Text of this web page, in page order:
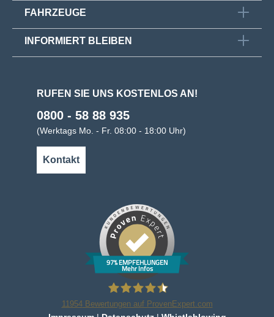
FAHRZEUGE
INFORMIERT BLEIBEN
RUFEN SIE UNS KOSTENLOS AN!
0800 - 58 88 935
(Werktags Mo. - Fr. 08:00 - 18:00 Uhr)
Kontakt
97% EMPFEHLUNGEN
Mehr Infos
11954Bewertungen auf ProvenExpert.com